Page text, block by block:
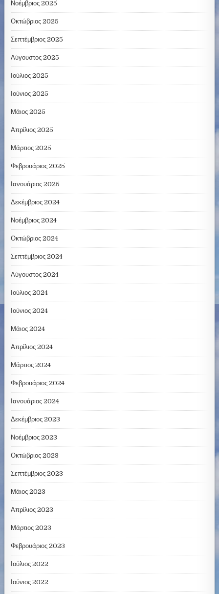
Νοέμβριος 2025
Οκτώβριος 2025
Σεπτέμβριος 2025
Αύγουστος 2025
Ιούλιος 2025
Ιούνιος 2025
Μάιος 2025
Απρίλιος 2025
Μάρτιος 2025
Φεβρουάριος 2025
Ιανουάριος 2025
Δεκέμβριος 2024
Νοέμβριος 2024
Οκτώβριος 2024
Σεπτέμβριος 2024
Αύγουστος 2024
Ιούλιος 2024
Ιούνιος 2024
Μάιος 2024
Απρίλιος 2024
Μάρτιος 2024
Φεβρουάριος 2024
Ιανουάριος 2024
Δεκέμβριος 2023
Νοέμβριος 2023
Οκτώβριος 2023
Σεπτέμβριος 2023
Μάιος 2023
Απρίλιος 2023
Μάρτιος 2023
Φεβρουάριος 2023
Ιούλιος 2022
Ιούνιος 2022